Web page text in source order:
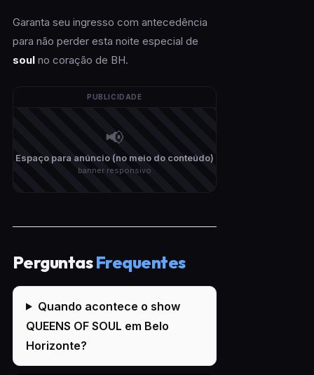
Garanta seu ingresso com antecedência
para não perder esta noite especial de
soulno coração de BH.
PUBLICIDADE
📢
Espaço para anúncio (no meio do conteúdo)
banner responsivo
PerguntasFrequentes
Quando acontece o show
QUEENS OF SOUL em Belo
Horizonte?